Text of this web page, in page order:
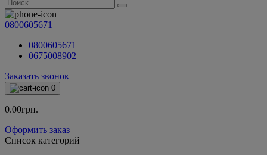
0800605671
0800605671
0675008902
Заказать звонок
0
0.00грн.
Оформить заказ
Список категорий